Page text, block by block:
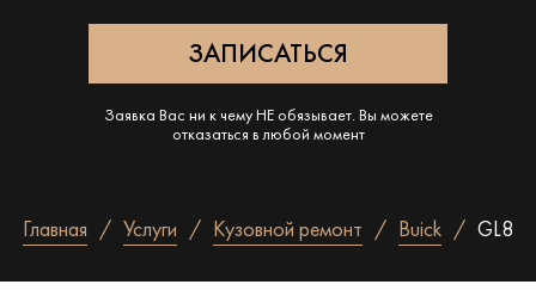
Заявка Вас ни к чему НЕ обязывает. Вы можете
отказаться в любой момент
Главная Услуги Кузовной ремонт Buick GL8